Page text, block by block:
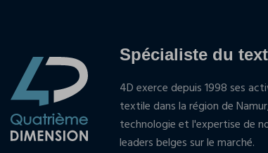
Spécialiste du
4D exerce depuis 1998 ses
textile dans la région de
technologie et l'expertise de
leaders belges sur le marché.